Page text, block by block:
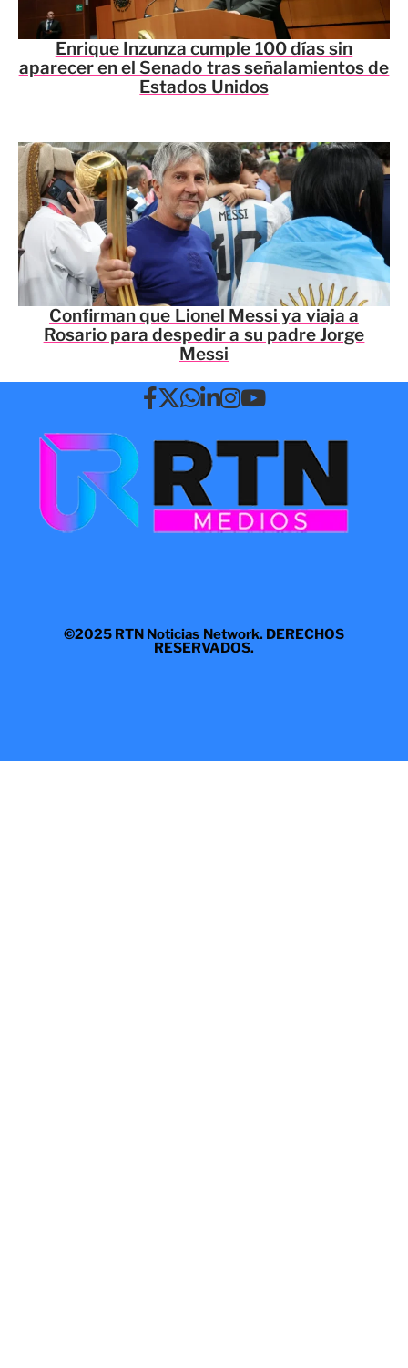
Enrique Inzunza cumple 100 días sin
aparecer en el Senado tras señalamientos de
Estados Unidos
Confirman que Lionel Messi ya viaja a
Rosario para despedir a su padre Jorge
Messi
©2025 RTN Noticias Network. DERECHOS
RESERVADOS.